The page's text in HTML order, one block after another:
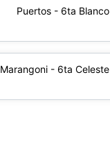
Puertos - 6ta Blanco
Marangoni - 6ta Celeste